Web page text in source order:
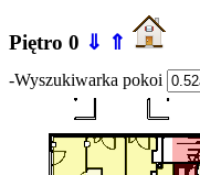
Piętro 0 ⇓ ⇑
-Wyszukiwarka pokoi